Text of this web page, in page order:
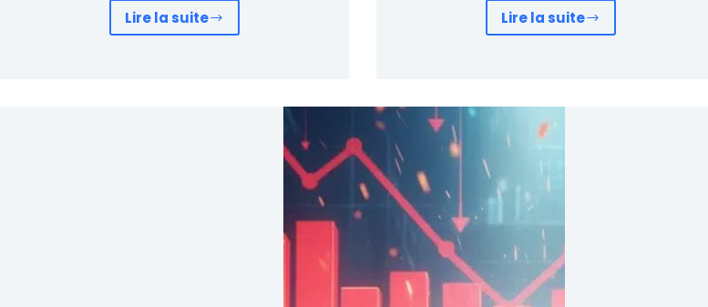
Lire la suite
Iran,
Lire la suite
Saylor
3588
Bitcoin
mais
un
signal